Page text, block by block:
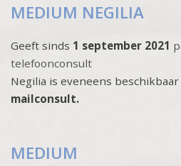
MEDIUM NEGILIA
Geeft sinds 1 september 2021
telefoonconsult
Negilia is eveneens
mailconsult.
MEDIUM